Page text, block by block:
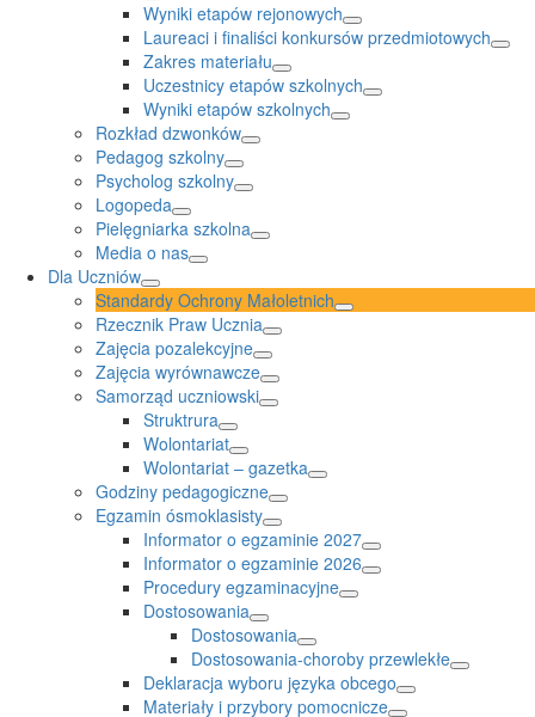
Wyniki etapów rejonowych
Laureaci i finaliści konkursów przedmiotowych
Zakres materiału
Uczestnicy etapów szkolnych
Wyniki etapów szkolnych
Rozkład dzwonków
Pedagog szkolny
Psycholog szkolny
Logopeda
Pielęgniarka szkolna
Media o nas
Dla Uczniów
Standardy Ochrony Małoletnich
Rzecznik Praw Ucznia
Zajęcia pozalekcyjne
Zajęcia wyrównawcze
Samorząd uczniowski
Struktrura
Wolontariat
Wolontariat – gazetka
Godziny pedagogiczne
Egzamin ósmoklasisty
Informator o egzaminie 2027
Informator o egzaminie 2026
Procedury egzaminacyjne
Dostosowania
Dostosowania
Dostosowania-choroby przewlekłe
Deklaracja wyboru języka obcego
Materiały i przybory pomocnicze